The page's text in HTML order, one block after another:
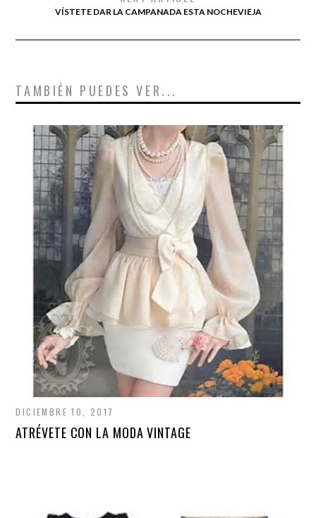
VÍSTETE DAR LA CAMPANADA ESTA NOCHEVIEJA
TAMBIÉN PUEDES VER...
DICIEMBRE 10, 2017
ATRÉVETE CON LA MODA VINTAGE